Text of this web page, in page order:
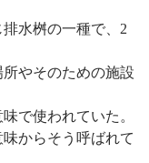
水桝の一種で、2
やそのための施設
で使われていた。
からそう呼ばれて